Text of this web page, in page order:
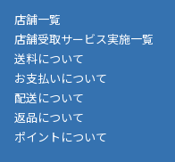
■商品によっては一部決済
す。
メーカー直送品など一部商
制限がかかる場合がござい
異なる場合がございます。
い。
■店舗受取をご選択いただ
ご注文が確認出来次第、お
をさせていただきます。店
店舗一覧
店舗受取サービス実施一覧
送料について
お支払いについて
配送について
返品について
ポイントについて